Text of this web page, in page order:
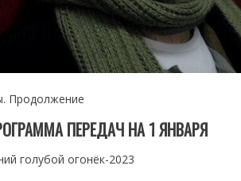
Продолжение
ПЕРЕДАЧ НА 1 ЯНВАРЯ
голубой огонёк-2023